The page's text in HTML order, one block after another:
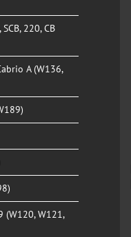
SCB, 220, CB
A (W136,
(W120, W121,